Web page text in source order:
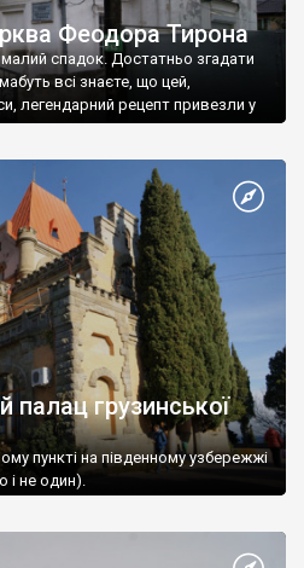
Феодора Тирона
спадок. Достатньо згадати
всі знаєте, що цей,
легендарний рецепт привезли у
палац грузинської
пункті на південному узбережжі
і не один).